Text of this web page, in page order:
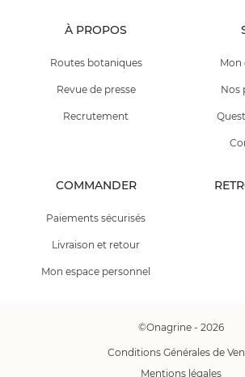
À PROPOS
Routes botaniques
Revue de presse
Recrutement
Mon
Nos
COMMANDER
Paiements sécurisés
Livraison et retour
Mon espace personnel
©Onagrine - 2026
Conditions Générales de
Mentions légales